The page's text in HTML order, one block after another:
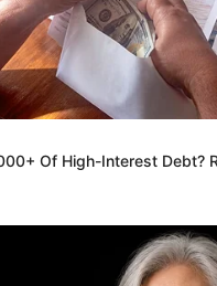
ด มีเกณฑ์พบรักจากคำแ
โสด เอาใจใส่ดูแลกันดี อา
Of High-Interest Debt?